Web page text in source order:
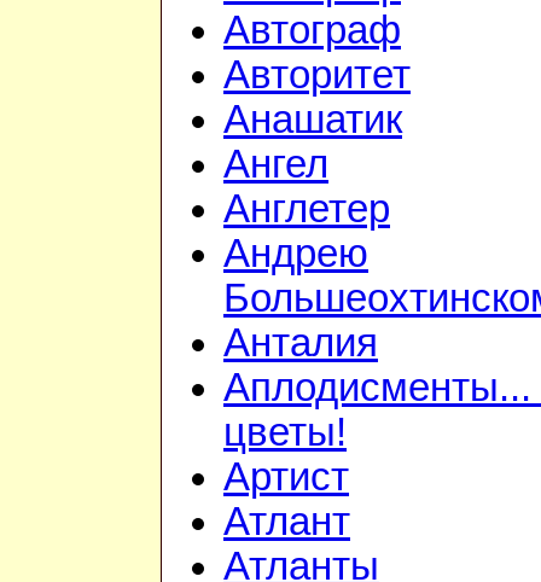
Автограф
Авторитет
Анашатик
Ангел
Англетер
Андрею
Анталия
Аплодисменты...
цветы!
Артист
Атлант
Атланты